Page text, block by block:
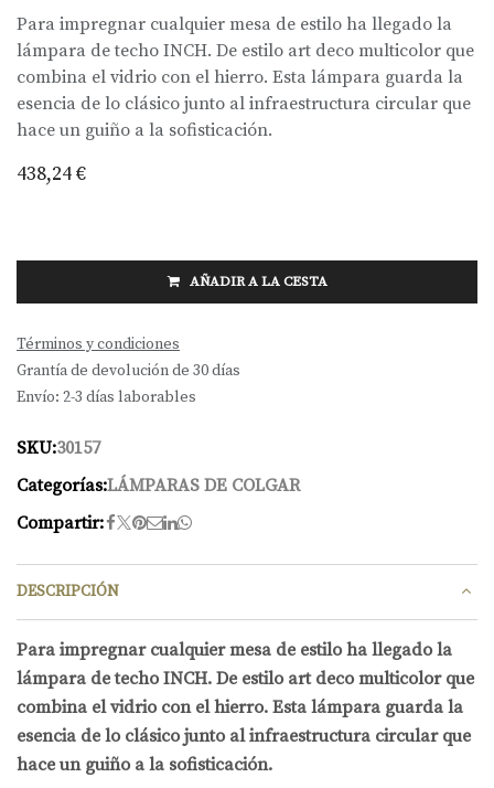
Para impregnar cualquier mesa de estilo ha llegado la
lámpara de techo INCH. De estilo art deco multicolor que
combina el vidrio con el hierro. Esta lámpara guarda la
esencia de lo clásico junto al infraestructura circular que
hace un guiño a la sofisticación.
438,24€
AÑADIR A LA CESTA
Términos y condiciones
Grantía de devolución de 30 días
Envío: 2-3 días laborables
SKU:30157
Categorías:LÁMPARAS DE COLGAR
Compartir:
DESCRIPCIÓN
Para impregnar cualquier mesa de estilo ha llegado la
lámpara de techo INCH. De estilo art deco multicolor que
combina el vidrio con el hierro. Esta lámpara guarda la
esencia de lo clásico junto al infraestructura circular que
hace un guiño a la sofisticación.